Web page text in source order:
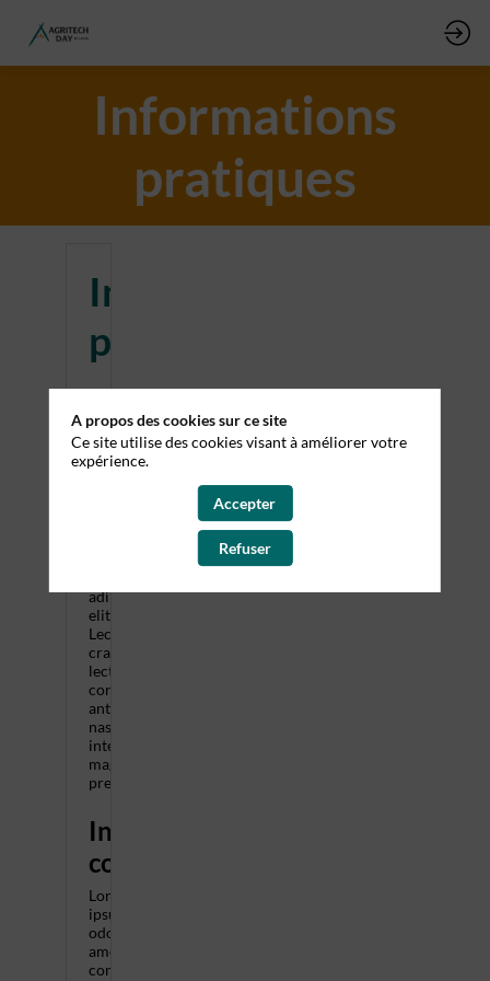
Informations
pratiques
Informations
pratiques
et
lieu
adipiscing
elit.
Lectus
cras
lectus
consectetur
ante
nascetur
interdum
magnis
pretium.
Informations
complémentaires
Lorem
ipsum
odor
amet,
consectetuer
A propos des cookies sur ce site
Ce site utilise des cookies visant à améliorer votre
expérience.
Accepter
Refuser